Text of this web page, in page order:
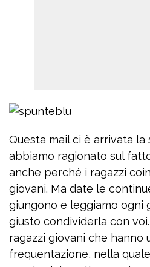
Questa mail ci è arrivata
abbiamo ragionato sul
anche perché i ragazzi
giovani. Ma date le
giungono e leggiamo ogni
giusto condividerla con
ragazzi giovani che hanno
frequentazione, nella